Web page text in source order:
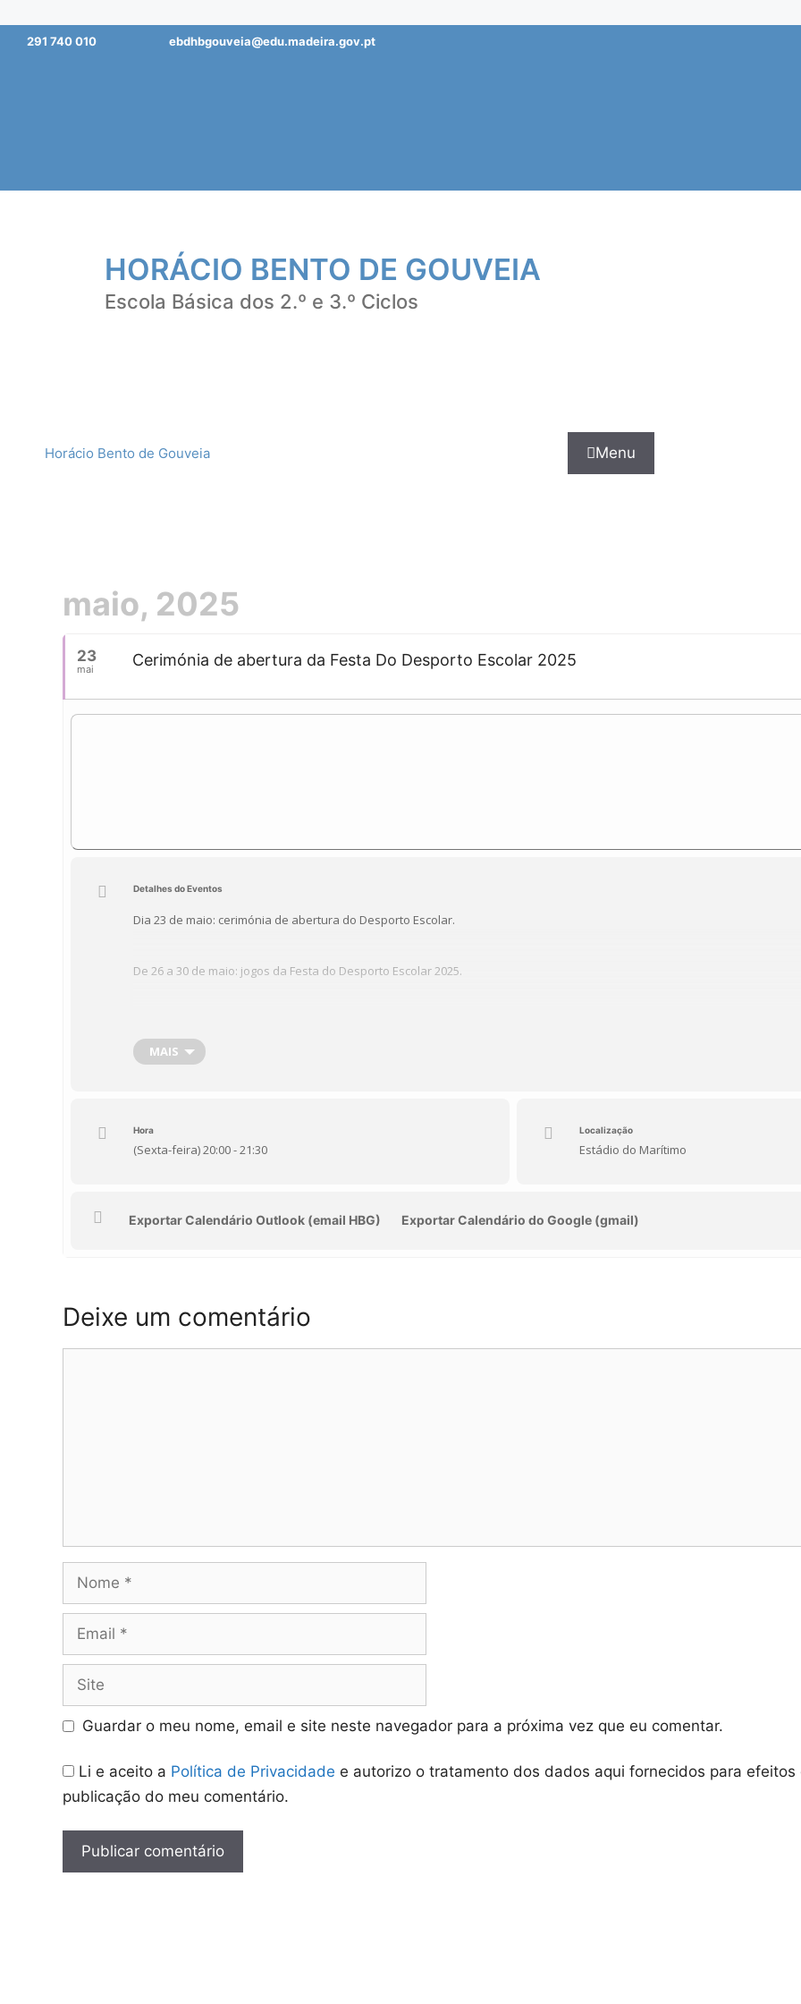
Saltar291 740 010 ebdhbgouveia@edu.madeira.gov.pt
HORÁCIO BENTO DE GOUVEIA
Escola Básica dos 2.º e 3.º Ciclos
Horácio Bento de Gouveia Menu
maio, 2025
23
mai Cerimónia de abertura da Festa Do Desporto Escolar 2025
Detalhes do Eventos
Dia 23 de maio: cerimónia de abertura do Desporto Escolar.
De 26 a 30 de maio: jogos da Festa do Desporto Escolar 2025.
Patinagem, ténis de mesa, futsal, Basquetebol, Atletismo, Badminton, Actividade Motora Adaptada, Voleibol, Atividades
os dias 26 e 30 de Maio.
MAIS
Hora
(Sexta-feira) 20:00 - 21:30
Localização
Estádio do Marítimo
Exportar Calendário Outlook (email HBG) Exportar Calendário do Google (gmail)
Deixe um comentário
Nome
Email
Site
Guardar o meu nome, email e site neste navegador para a próxima vez que eu comentar.
Li e aceito a Política de Privacidade e autorizo o tratamento dos dados aqui fornecidos para efeitos
publicação do meu comentário.